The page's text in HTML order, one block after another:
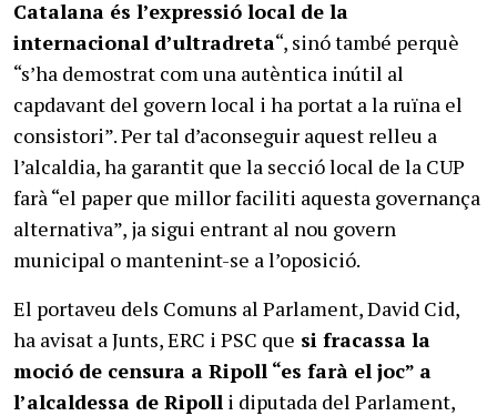
Catalana és l’expressió local de la
internacional d’ultradreta“, sinó també perquè
“s’ha demostrat com una autèntica inútil al
capdavant del govern local i ha portat a la ruïna el
consistori”. Per tal d’aconseguir aquest relleu a
l’alcaldia, ha garantit que la secció local de la CUP
farà “el paper que millor faciliti aquesta governança
alternativa”, ja sigui entrant al nou govern
municipal o mantenint-se a l’oposició.
El portaveu dels Comuns al Parlament, David Cid,
ha avisat a Junts, ERC i PSC que si fracassa la
moció de censura a Ripoll “es farà el joc” a
l’alcaldessa de Ripoll i diputada del Parlament,